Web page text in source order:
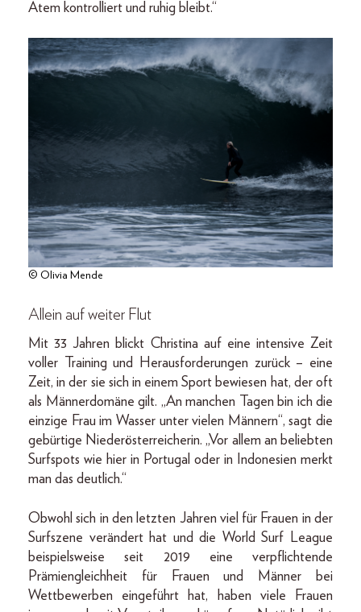
Atem kontrolliert und ruhig bleibt.“
© Olivia Mende
Allein auf weiter Flut
Mit 33 Jahren blickt Christina auf eine intensive Zeit
voller Training und Herausforderungen zurück – eine
Zeit, in der sie sich in einem Sport bewiesen hat, der oft
als Männerdomäne gilt. „An manchen Tagen bin ich die
einzige Frau im Wasser unter vielen Männern“, sagt die
gebürtige Niederösterreicherin. „Vor allem an beliebten
Surfspots wie hier in Portugal oder in Indonesien merkt
man das deutlich.“
Obwohl sich in den letzten Jahren viel für Frauen in der
Surfszene verändert hat und die World Surf League
beispielsweise seit 2019 eine verpflichtende
Prämiengleichheit für Frauen und Männer bei
Wettbewerben eingeführt hat, haben viele Frauen